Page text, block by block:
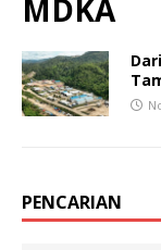
MDKA
PENCARIAN